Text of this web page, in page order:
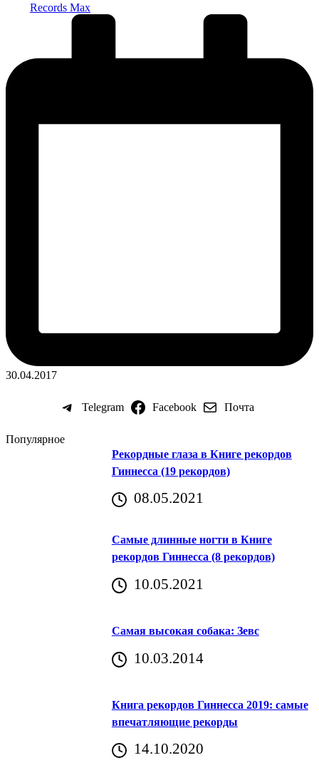
Records Max
30.04.2017
Telegram Facebook Почта
Популярное
Рекордные глаза в Книге рекордов
Гиннесса (19 рекордов)
08.05.2021
Самые длинные ногти в Книге
рекордов Гиннесса (8 рекордов)
10.05.2021
Самая высокая собака: Зевс
10.03.2014
Книга рекордов Гиннесса 2019: самые
впечатляющие рекорды
14.10.2020